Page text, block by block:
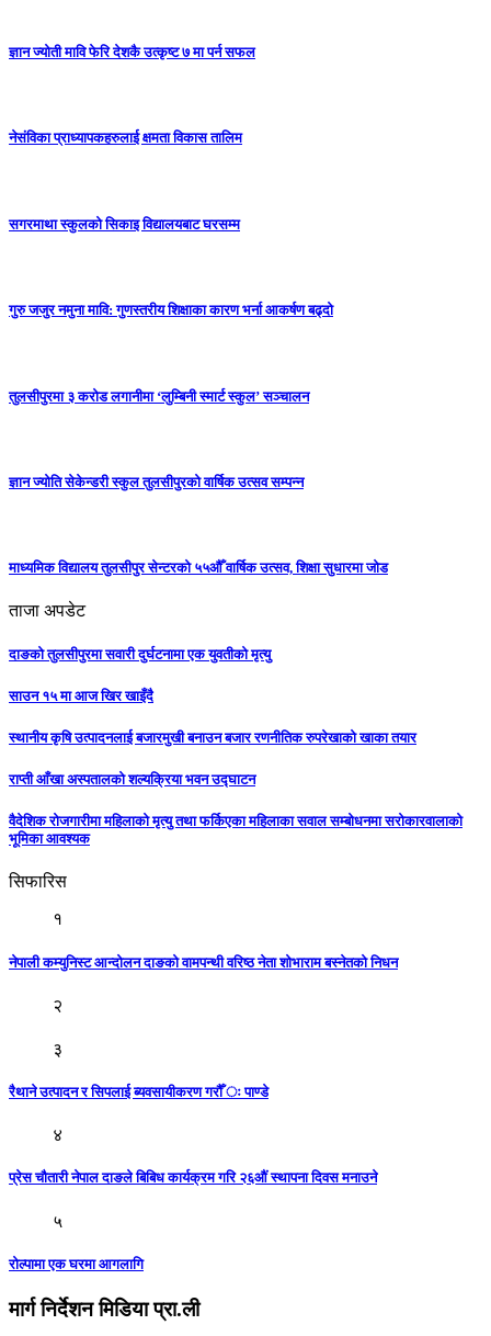
ज्ञान ज्योती मावि फेरि देशकै उत्कृष्ट ७ मा पर्न सफल
नेसंविका प्राध्यापकहरुलाई क्षमता विकास तालिम
सगरमाथा स्कुलको सिकाइ विद्यालयबाट घरसम्म
गुरु जजुर नमुना मावि: गुणस्तरीय शिक्षाका कारण भर्ना आकर्षण बढ्दो
तुलसीपुरमा ३ करोड लगानीमा ‘लुम्बिनी स्मार्ट स्कुल’ सञ्चालन
ज्ञान ज्योति सेकेन्डरी स्कुल तुलसीपुरको वार्षिक उत्सव सम्पन्न
माध्यमिक विद्यालय तुलसीपुर सेन्टरको ५५औँ वार्षिक उत्सव, शिक्षा सुधारमा जाेड
ताजा अपडेट
दाङको तुलसीपुरमा सवारी दुर्घटनामा एक युवतीको मृत्यु
साउन १५ मा आज खिर खाइँदै
स्थानीय कृषि उत्पादनलाई बजारमुखी बनाउन बजार रणनीतिक रुपरेखाको खाका तयार
राप्ती आँखा अस्पतालको शल्यक्रिया भवन उद्घाटन
वैदेशिक रोजगारीमा महिलाको मृत्यु तथा फर्किएका महिलाका सवाल सम्बोधनमा सरोकारवालाको
भूमिका आवश्यक
सिफारिस
१
नेपाली कम्युनिस्ट आन्दोलन दाङको वामपन्थी वरिष्ठ नेता शोभाराम बस्नेतको निधन
२
३
रैथाने उत्पादन र सिपलाई ब्यवसायीकरण गरौँ ः पाण्डे
४
प्रेस चौतारी नेपाल दाङले बिबिध कार्यक्रम गरि २६औं स्थापना दिवस मनाउने
५
रोल्पामा एक घरमा आगलागि
मार्ग निर्देशन मिडिया प्रा.ली